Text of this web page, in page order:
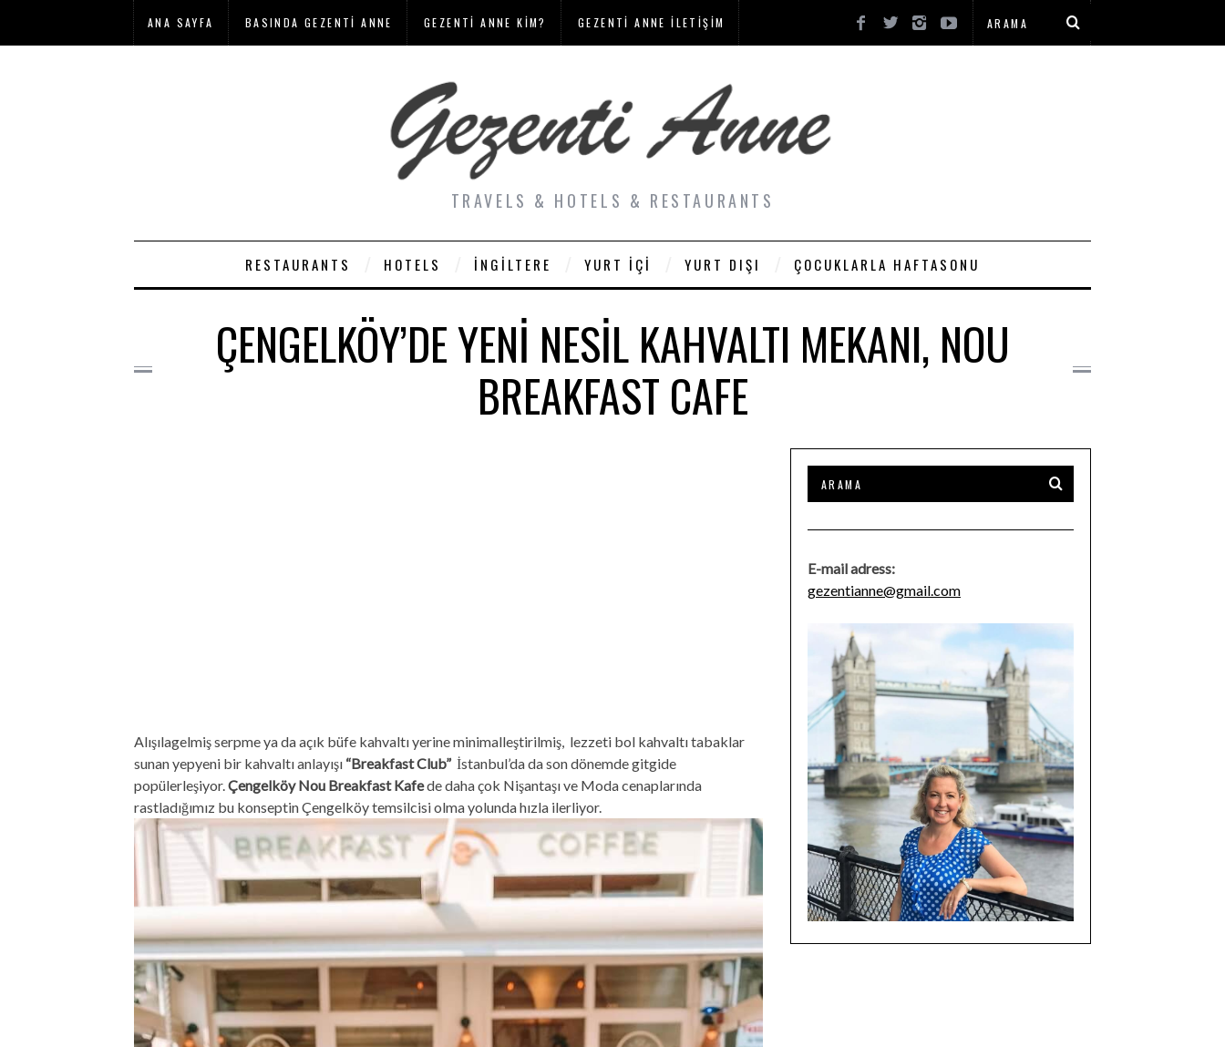
ANA SAYFA BASINDA GEZENTI ANNE GEZENTI ANNE KIM? GEZENTI ANNE İLETIŞIM
TRAVELS & HOTELS & RESTAURANTS
RESTAURANTS HOTELS İNGILTERE YURT İÇI YURT DIŞI ÇOCUKLARLA HAFTASONU
ÇENGELKÖY’DE YENI NESIL KAHVALTI MEKANI, NOU
BREAKFAST CAFE
Alışılagelmiş serpme ya da açık büfe kahvaltı yerine minimalleştirilmiş, lezzeti bol kahvaltı tabaklar
sunan yepyeni bir kahvaltı anlayışı “Breakfast Club” İstanbul’da da son dönemde gitgide
popülerleşiyor.Çengelköy Nou Breakfast Kafede daha çok Nişantaşı ve Moda cenaplarında
rastladığımız bu konseptin Çengelköy temsilcisi olma yolunda hızla ilerliyor.
E-mail adress:
gezentianne@gmail.com